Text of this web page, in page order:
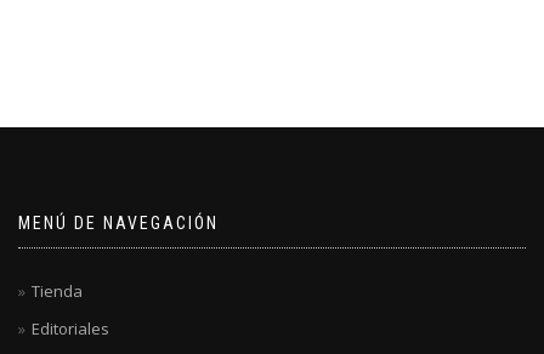
MENÚ DE NAVEGACIÓN
Tienda
Editoriales